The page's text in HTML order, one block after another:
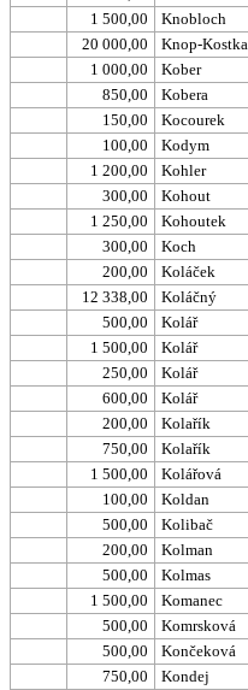
1 500,00
Knobloch
20 000,00
Knop-Kostka
1 000,00
Kober
850,00
Kobera
150,00
Kocourek
100,00
Kodym
1 200,00
Kohler
300,00
Kohout
1 250,00
Kohoutek
300,00
Koch
200,00
Koláček
12 338,00
Koláčný
500,00
Kolář
1 500,00
Kolář
250,00
Kolář
600,00
Kolář
200,00
Kolařík
750,00
Kolařík
1 500,00
Kolářová
100,00
Koldan
500,00
Kolibač
200,00
Kolman
500,00
Kolmas
1 500,00
Komanec
500,00
Komrsková
500,00
Končeková
750,00
Kondej